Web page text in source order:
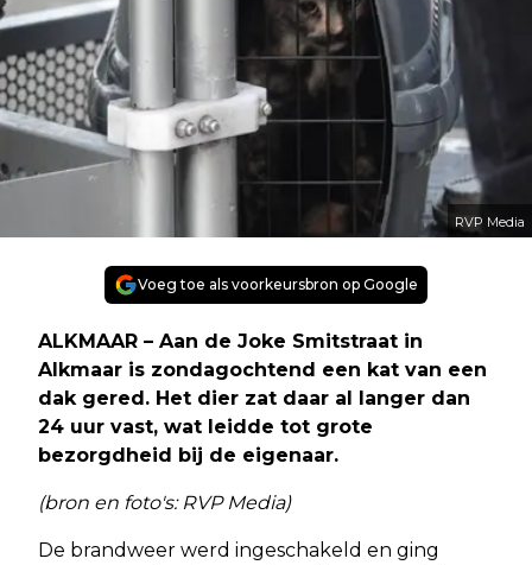
RVP Media
Voeg toe als voorkeursbron op Google
ALKMAAR – Aan de Joke Smitstraat in
Alkmaar is zondagochtend een kat van een
dak gered. Het dier zat daar al langer dan
24 uur vast, wat leidde tot grote
bezorgdheid bij de eigenaar.
(bron en foto's: RVP Media)
De brandweer werd ingeschakeld en ging